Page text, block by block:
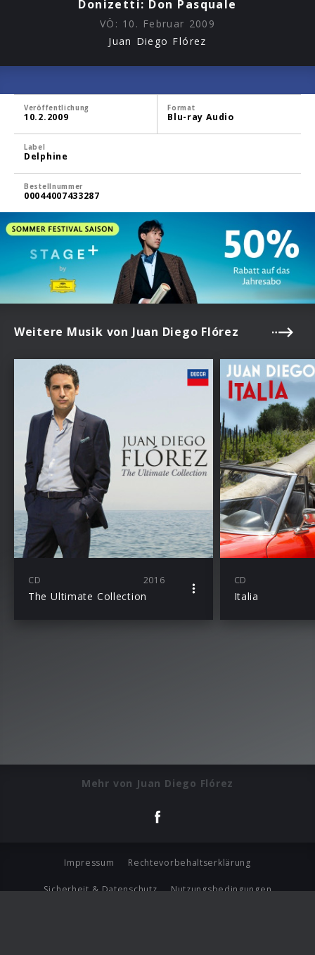
Donizetti: Don Pasquale
VÖ: 10. Februar 2009
Juan Diego Flórez
Veröffentlichung
10.2.2009
Format
Blu-ray Audio
Label
Delphine
Bestellnummer
00044007433287
Weitere Musik von Juan Diego Flórez
CD 2016
The Ultimate Collection
CD
Italia
Mehr von Juan Diego Flórez
Impressum Rechtevorbehaltserklärung
Sicherheit & Datenschutz Nutzungsbedingungen